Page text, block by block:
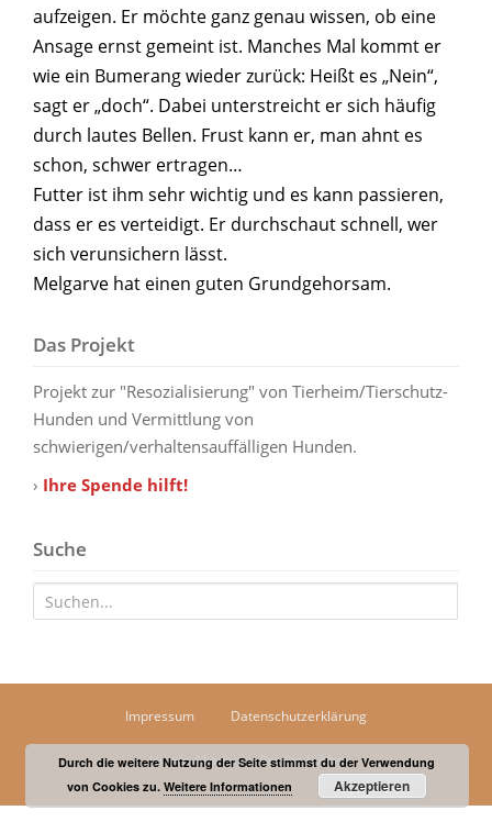
aufzeigen. Er möchte ganz genau wissen, ob eine
Ansage ernst gemeint ist. Manches Mal kommt er
wie ein Bumerang wieder zurück: Heißt es „Nein“,
sagt er „doch“. Dabei unterstreicht er sich häufig
durch lautes Bellen. Frust kann er, man ahnt es
schon, schwer ertragen…
Futter ist ihm sehr wichtig und es kann passieren,
dass er es verteidigt. Er durchschaut schnell, wer
sich verunsichern lässt.
Melgarve hat einen guten Grundgehorsam.
Das Projekt
Projekt zur "Resozialisierung" von Tierheim/Tierschutz-
Hunden und Vermittlung von
schwierigen/verhaltensauffälligen Hunden.
› Ihre Spende hilft!
Suche
Suche nach:
Impressum Datenschutzerklärung
Hunde-Akademie Perdita Lübbe
Durch die weitere Nutzung der Seite stimmst du der Verwendung
von Cookies zu. Weitere Informationen Akzeptieren